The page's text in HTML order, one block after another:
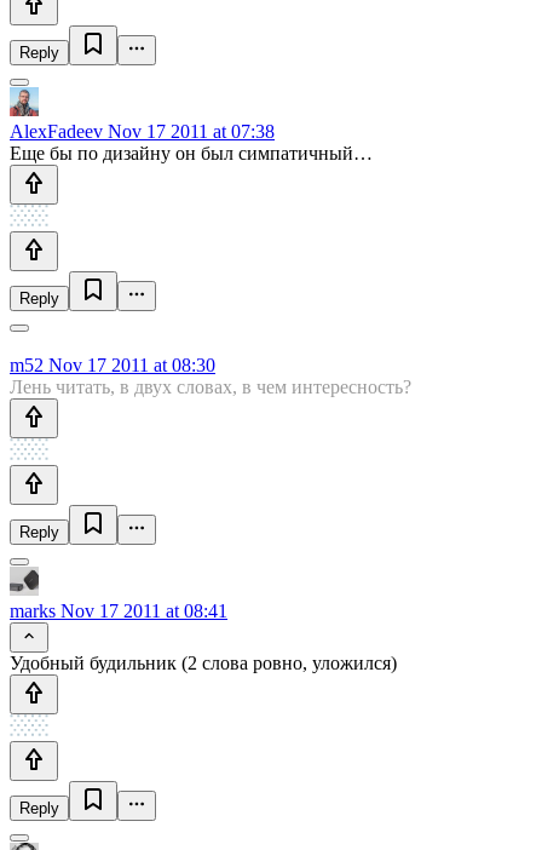
Reply
AlexFadeev Nov 17 2011 at 07:38
Еще бы по дизайну он был симпатичный…
Reply
m52 Nov 17 2011 at 08:30
Лень читать, в двух словах, в чем интересность?
Reply
marks Nov 17 2011 at 08:41
Удобный будильник (2 слова ровно, уложился)
Reply